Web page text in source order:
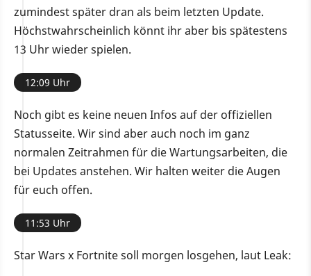
zumindest später dran als beim letzten Update.
Höchstwahrscheinlich könnt ihr aber bis spätestens
13 Uhr wieder spielen.
12:09 Uhr
Noch gibt es keine neuen Infos auf der offiziellen
Statusseite. Wir sind aber auch noch im ganz
normalen Zeitrahmen für die Wartungsarbeiten, die
bei Updates anstehen. Wir halten weiter die Augen
für euch offen.
11:53 Uhr
Star Wars x Fortnite soll morgen losgehen, laut Leak: